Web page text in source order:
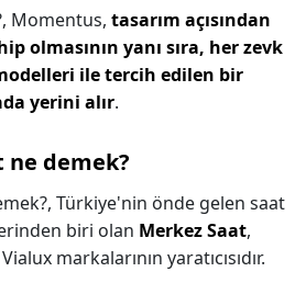
Momentus, tasarım açısından
olmasının yanı sıra, her zevk
ile tercih edilen bir
yerini alır.
demek?
Türkiye'nin önde gelen saat
biri olan Merkez Saat,
markalarının yaratıcısıdır.